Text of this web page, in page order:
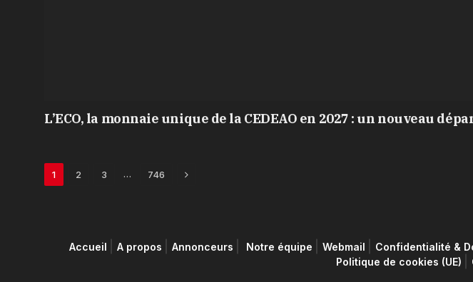
L’ECO, la monnaie unique de la CEDEAO en 2027 : un nouveau
1 2 3 … 746 Next
Accueil A propos Annonceurs Notre équipe Webmail Confidentialité &
Politique de cookies (UE)